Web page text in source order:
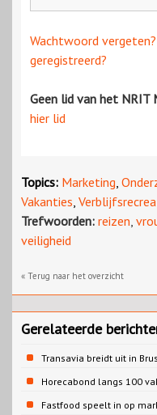
Wachtwoord vergeten?
geregistreerd?
Geen lid van het
hier lid
Topics: Marketing,
Vakanties,
Trefwoorden: reizen,
veiligheid
« Terug naar het overzicht
Gerelateerde
Transavia breidt uit in
naar Porto
Horecabond langs 100
Cao-recreatie
Fastfood speelt in op